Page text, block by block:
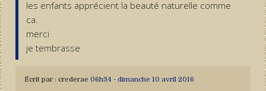
les enfants apprécient la beauté naturelle comme
ca.
merci
je tembrasse
Écrit par : crederae 06h34 - dimanche 10 avril 2016